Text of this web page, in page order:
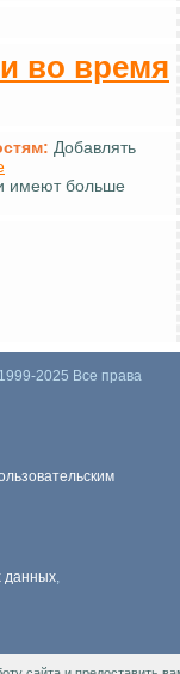
во время
Добавлять
имеют больше
2025 Все права
данных,